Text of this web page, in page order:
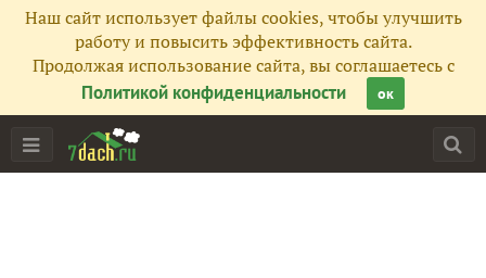
Наш сайт использует файлы cookies, чтобы улучшить
работу и повысить эффективность сайта.
Продолжая использование сайта, вы соглашаетесь с
Политикой конфиденциальности
ок